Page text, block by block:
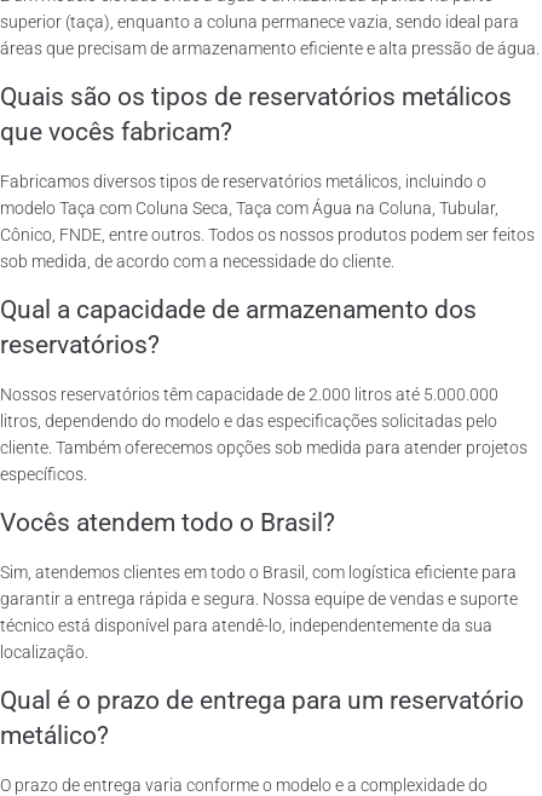
superior (taça), enquanto a coluna permanece vazia, sendo ideal para
áreas que precisam de armazenamento eficiente e alta pressão de água.
Quais são os tipos de reservatórios metálicos
que vocês fabricam?
Fabricamos diversos tipos de reservatórios metálicos, incluindo o
modelo Taça com Coluna Seca, Taça com Água na Coluna, Tubular,
Cônico, FNDE, entre outros. Todos os nossos produtos podem ser feitos
sob medida, de acordo com a necessidade do cliente.
Qual a capacidade de armazenamento dos
reservatórios?
Nossos reservatórios têm capacidade de 2.000 litros até 5.000.000
litros, dependendo do modelo e das especificações solicitadas pelo
cliente. Também oferecemos opções sob medida para atender projetos
específicos.
Vocês atendem todo o Brasil?
Sim, atendemos clientes em todo o Brasil, com logística eficiente para
garantir a entrega rápida e segura. Nossa equipe de vendas e suporte
técnico está disponível para atendê-lo, independentemente da sua
localização.
Qual é o prazo de entrega para um reservatório
metálico?
O prazo de entrega varia conforme o modelo e a complexidade do